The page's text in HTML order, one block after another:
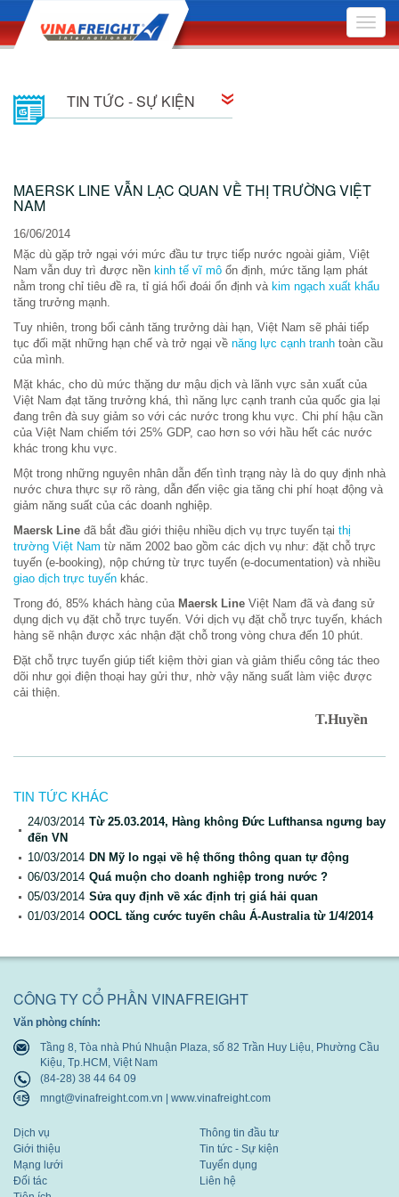
Toggle
TIN TỨC - SỰ KIỆN
Sự kiện
MAERSK LINE VẪN LẠC QUAN VỀ THỊ TRƯỜNG VIỆT
NAM
16/06/2014
Mặc dù gặp trở ngại với mức đầu tư trực tiếp nước ngoài giảm, Việt
Nam vẫn duy trì được nền kinh tế vĩ mô ổn định, mức tăng lạm phát
nằm trong chỉ tiêu đề ra, tỉ giá hối đoái ổn định và kim ngạch xuất khẩu
tăng trưởng mạnh.
Tuy nhiên, trong bối cảnh tăng trưởng dài hạn, Việt Nam sẽ phải tiếp
tục đối mặt những hạn chế và trở ngại về năng lực cạnh tranh toàn cầu
của mình.
Mặt khác, cho dù mức thặng dư mậu dịch và lãnh vực sản xuất của
Việt Nam đạt tăng trưởng khá, thì năng lực cạnh tranh của quốc gia lại
đang trên đà suy giảm so với các nước trong khu vực. Chi phí hậu cần
của Việt Nam chiếm tới 25% GDP, cao hơn so với hầu hết các nước
khác trong khu vực.
Một trong những nguyên nhân dẫn đến tình trạng này là do quy định nhà
nước chưa thực sự rõ ràng, dẫn đến việc gia tăng chi phí hoạt động và
giảm năng suất của các doanh nghiệp.
Maersk Line đã bắt đầu giới thiệu nhiều dịch vụ trực tuyến tại thị
trường Việt Nam từ năm 2002 bao gồm các dịch vụ như: đặt chỗ trực
tuyến (e-booking), nộp chứng từ trực tuyến (e-documentation) và nhiều
giao dịch trực tuyến khác.
Trong đó, 85% khách hàng của Maersk Line Việt Nam đã và đang sử
dụng dịch vụ đặt chỗ trực tuyến. Với dịch vụ đặt chỗ trực tuyến, khách
hàng sẽ nhận được xác nhận đặt chỗ trong vòng chưa đến 10 phút.
Đặt chỗ trực tuyến giúp tiết kiệm thời gian và giảm thiểu công tác theo
dõi như gọi điện thoại hay gửi thư, nhờ vậy năng suất làm việc được
cải thiện.
T.Huyền
TIN TỨC KHÁC
24/03/2014 Từ 25.03.2014, Hàng không Đức Lufthansa ngưng bay
đến VN
10/03/2014 DN Mỹ lo ngại về hệ thống thông quan tự động
06/03/2014 Quá muộn cho doanh nghiệp trong nước ?
05/03/2014 Sửa quy định về xác định trị giá hải quan
01/03/2014 OOCL tăng cước tuyến châu Á-Australia từ 1/4/2014
CÔNG TY CỔ PHẦN VINAFREIGHT
Văn phòng chính:
Tầng 8, Tòa nhà Phú Nhuận Plaza, số 82 Trần Huy Liệu, Phường Cầu
Kiệu, Tp.HCM, Việt Nam
(84-28) 38 44 64 09
mngt@vinafreight.com.vn | www.vinafreight.com
Dịch vụ
Giới thiệu
Mạng lưới
Đối tác
Thông tin đầu tư
Tin tức - Sự kiện
Tuyển dụng
Liên hệ